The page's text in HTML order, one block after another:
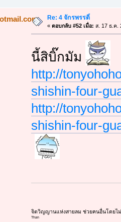
Re: 4 จักรพรรดิ์
« ตอบกลับ #52 เมื่อ: ส. 17 ธ.ค.
นี้สิบิ๊กมัม
http://
shishin-four-
http://
shishin-four-
จิตวิญญานแห่งสายลม ช่วยคนอื่นโดยไ
Than